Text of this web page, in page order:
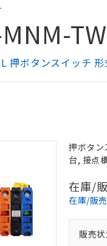
押ボタンスイッチ
押ボタ
台, 接点
在庫/
在庫/販
販売